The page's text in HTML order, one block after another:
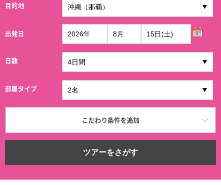
目的地
出発日
日数
部屋タイプ
こだわり条件を追加
ツアーをさがす